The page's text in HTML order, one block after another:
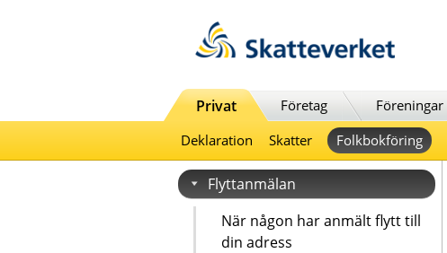
Privat Företag Föreningar
Deklaration
Skatter Folkbokföring
Flyttanmälan
När någon har anmält flytt till
din adress